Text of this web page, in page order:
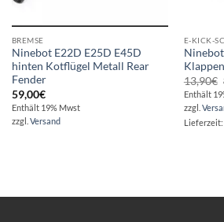
BREMSE
Ninebot E22D E25D E45D
hinten Kotflügel Metall Rear
Fender
59,00€
Enthält 19% Mwst
zzgl. Versand
E-KICK-
Ninebot
13,90€
Enthält
zzgl.
Lieferzeit: